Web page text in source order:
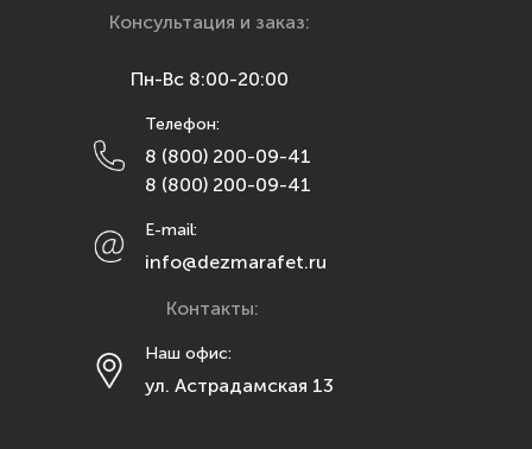
Красноярск
Махачкала
Москва
Набережные Челны
Нижний Новгород
Новосибирск
Омск
Консультация и заказ:
Пн-Вс 8:00-20:00
Телефон:
8 (800) 200-09-41
8 (800) 200-09-41
E-mail:
info@dezmarafet.ru
Контакты:
Наш офис:
ул. Астрадамская 13